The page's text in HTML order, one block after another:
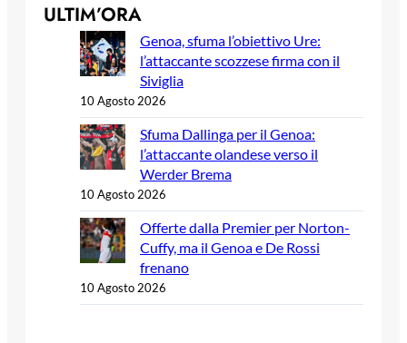
ULTIM’ORA
Genoa, sfuma l’obiettivo Ure:
l’attaccante scozzese firma con il
Siviglia
10 Agosto 2026
Sfuma Dallinga per il Genoa:
l’attaccante olandese verso il
Werder Brema
10 Agosto 2026
Offerte dalla Premier per Norton-
Cuffy, ma il Genoa e De Rossi
frenano
10 Agosto 2026